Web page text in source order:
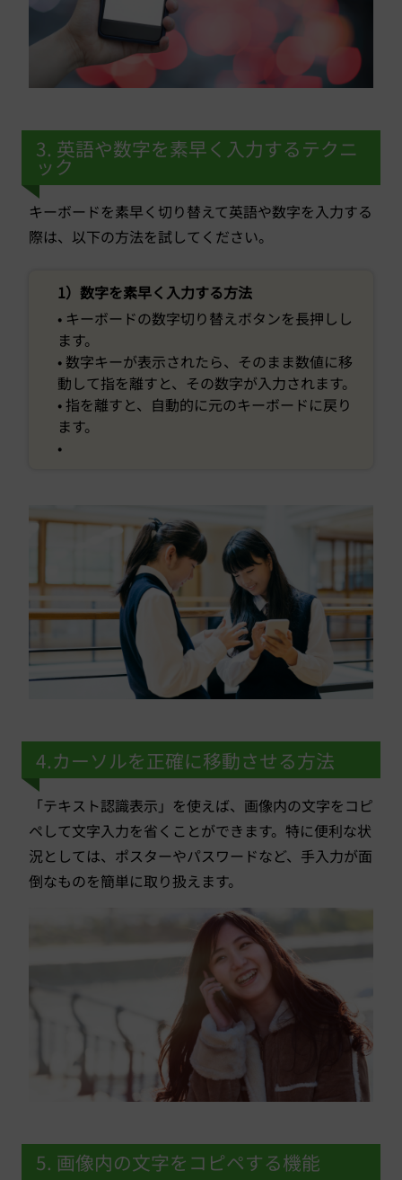
3. 英語や数字を素早く入力するテクニ
ック
キーボードを素早く切り替えて英語や数字を入力する
際は、以下の方法を試してください。
1）数字を素早く入力する方法
• キーボードの数字切り替えボタンを長押しし
ます。
• 数字キーが表示されたら、そのまま数値に移
動して指を離すと、その数字が入力されます。
• 指を離すと、自動的に元のキーボードに戻り
ます。
•
4.カーソルを正確に移動させる方法
「テキスト認識表示」を使えば、画像内の文字をコピ
ペして文字入力を省くことができます。特に便利な状
況としては、ポスターやパスワードなど、手入力が面
倒なものを簡単に取り扱えます。
5. 画像内の文字をコピペする機能